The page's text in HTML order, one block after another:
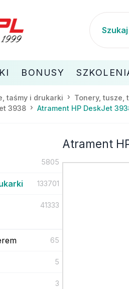
BONUSY
taśmy i drukarki Tonery, tusze,
3938
Atrament HP DeskJet
5805
133701
41333
65
5
3
Atrament